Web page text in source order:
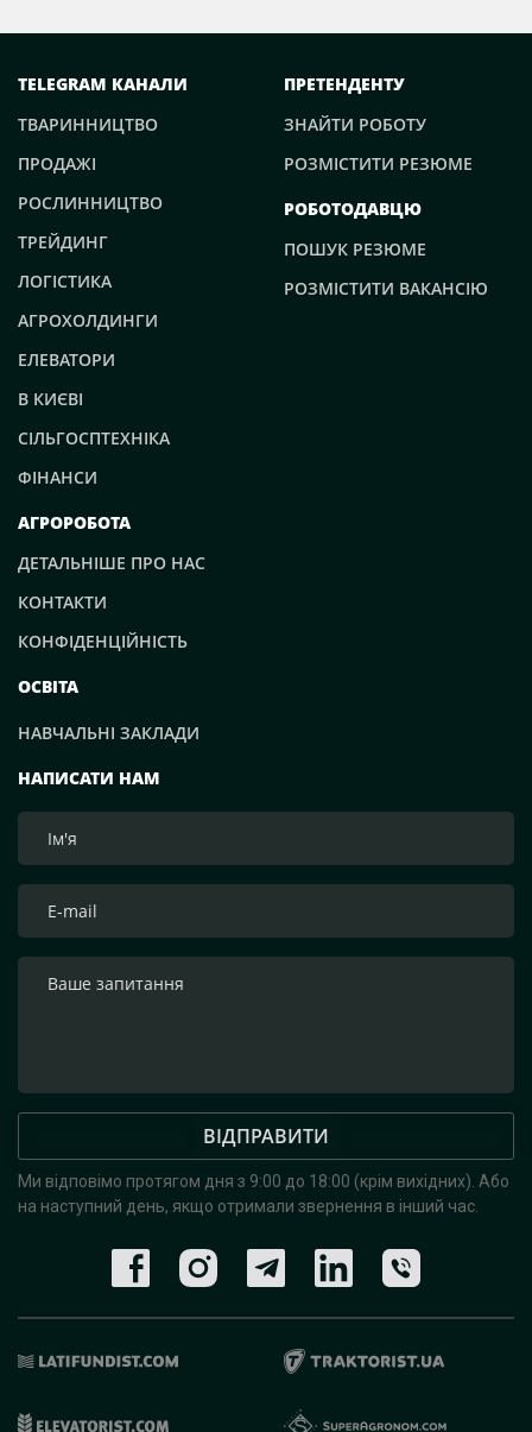
НАПИСАТИ НАМ
ВІДПРАВИТИ
Ми відповімо протягом дня з 9:00 до 18:00 (крім вихідних). Або
на наступний день, якщо отримали звернення в інший час.
TELEGRAM КАНАЛИ
ТВАРИННИЦТВО
ПРОДАЖІ
РОСЛИННИЦТВО
ТРЕЙДИНГ
ЛОГІСТИКА
АГРОХОЛДИНГИ
ЕЛЕВАТОРИ
В КИЄВІ
СІЛЬГОСПТЕХНІКА
ФІНАНСИ
ПРЕТЕНДЕНТУ
ЗНАЙТИ РОБОТУ
РОЗМІСТИТИ РЕЗЮМЕ
РОБОТОДАВЦЮ
ПОШУК РЕЗЮМЕ
РОЗМІСТИТИ ВАКАНСІЮ
АГРОРОБОТА
ДЕТАЛЬНІШЕ ПРО НАС
КОНТАКТИ
КОНФІДЕНЦІЙНІСТЬ
ОСВІТА
НАВЧАЛЬНІ ЗАКЛАДИ